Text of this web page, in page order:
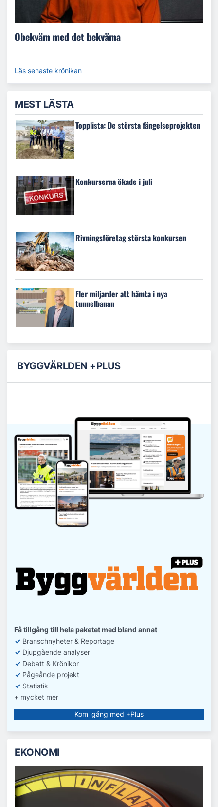
Obekväm med det bekväma
Läs senaste krönikan
MEST LÄSTA
Topplista: De största fängelseprojekten
Konkurserna ökade i juli
Rivningsföretag största konkursen
Fler miljarder att hämta i nya
tunnelbanan
BYGGVÄRLDEN +PLUS
Få tillgång till hela paketet med bland annat
✓ Branschnyheter & Reportage
✓ Djupgående analyser
✓ Debatt & Krönikor
✓ Pågeånde projekt
✓ Statistik
+ mycket mer
Kom igång med +Plus
EKONOMI